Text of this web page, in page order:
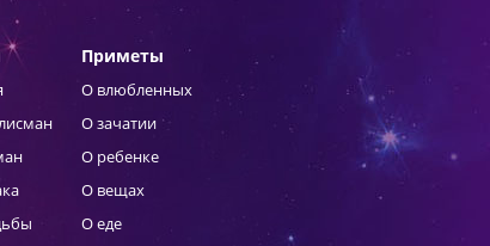
Приметы
О влюбленных
О зачатии
О ребенке
О вещах
О еде